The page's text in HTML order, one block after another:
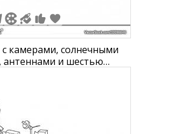
камерами, солнечными
антеннами и шестью